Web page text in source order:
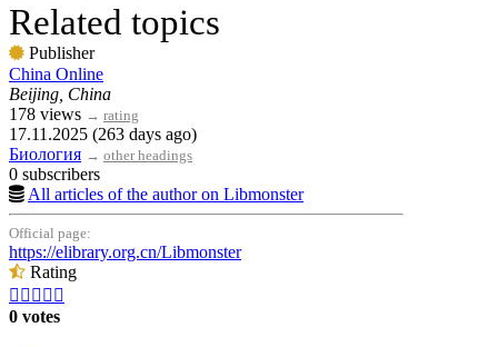
Related topics
Publisher
China Online
Beijing, China
178 views → rating
17.11.2025 (263 days ago)
Биология → other headings
0 subscribers
All articles of the author on Libmonster
Official page:
https://elibrary.org.cn/Libmonster
Rating
    
0 votes